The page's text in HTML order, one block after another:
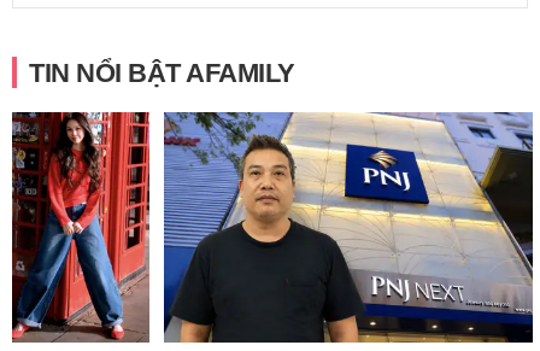
TIN NỔI BẬT AFAMILY